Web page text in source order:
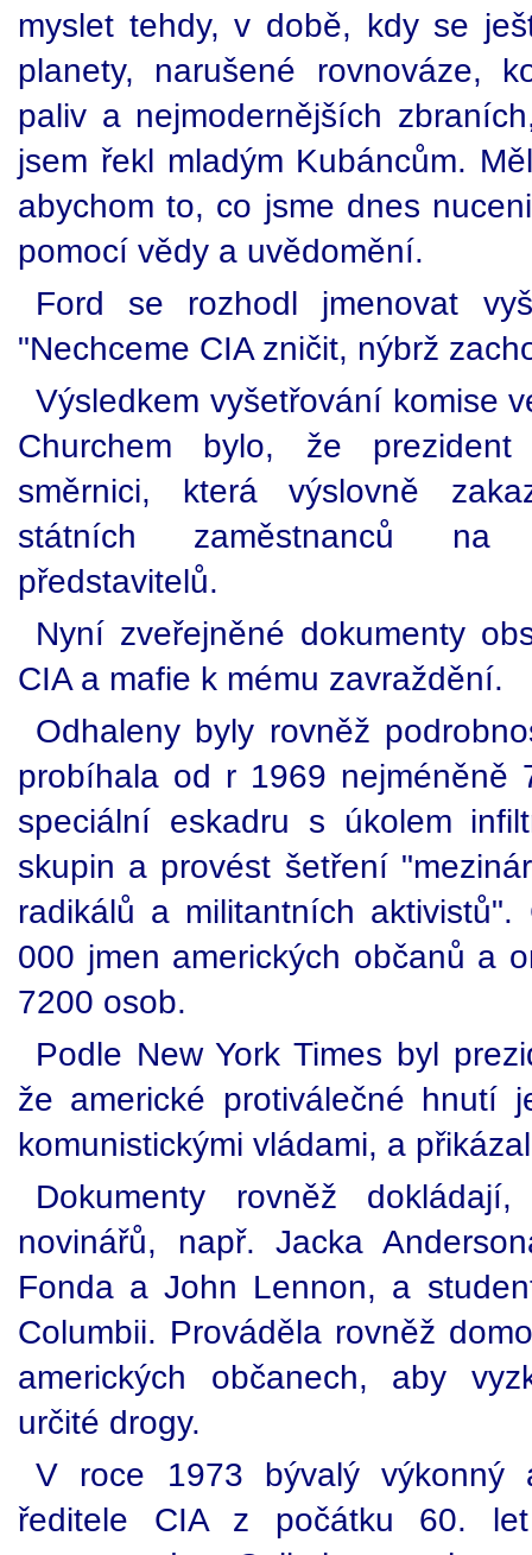
myslet tehdy, v době, kdy se
planety, narušené rovnováze,
paliv a nejmodernějších
jsem řekl mladým Kubáncům.
abychom to, co jsme dnes
pomocí vědy a uvědomění.
Ford se rozhodl jmenovat
"Nechceme CIA zničit, nýbrž
Výsledkem vyšetřování komise
Churchem bylo, že
směrnici, která výslovně
státních zaměstnanců na
představitelů.
Nyní zveřejněné dokumenty
CIA a mafie k mému zavraždění.
Odhaleny byly rovněž
probíhala od r 1969 nejméněně
speciální eskadru s úkolem
skupin a provést šetření
radikálů a militantních
000 jmen amerických občanů a
7200 osob.
Podle New York Times byl
že americké protiválečné hnutí
komunistickými vládami, a
Dokumenty rovněž
novinářů, např. Jacka
Fonda a John Lennon, a
Columbii. Prováděla rovněž
amerických občanech, aby
určité drogy.
V roce 1973 bývalý výkonný
ředitele CIA z počátku 60.